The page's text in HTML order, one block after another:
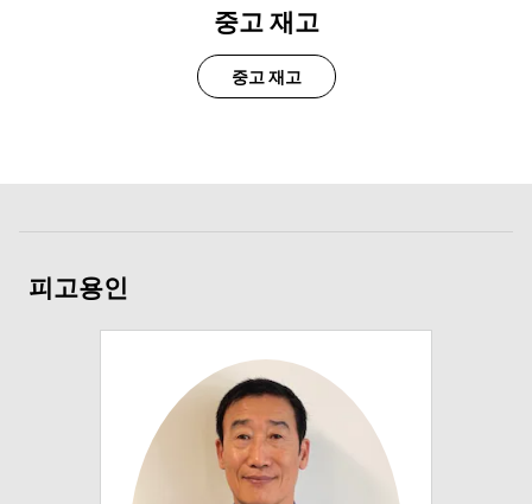
중고 재고
중고 재고
피고용인